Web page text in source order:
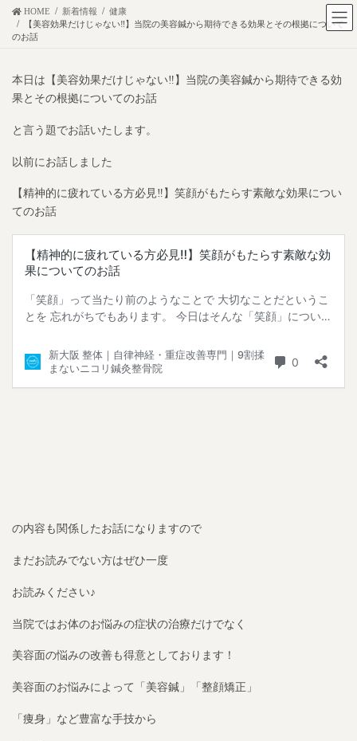
HOME 新着情報
健康
【美容効果だけじゃない‼︎】当院の美容鍼から期待できる効果とその根拠について
のお話
本日は【美容効果だけじゃない‼︎】当院の美容鍼から期待できる効
果とその根拠についてのお話
と言う題でお話いたします。
以前にお話しました
【精神的に疲れている方必見‼︎】笑顔がもたらす素敵な効果につい
てのお話
の内容も関係したお話になりますので
まだお読みでない方はぜひ一度
お読みください♪
当院ではお体のお悩みの症状の治療だけでなく
美容面の悩みの改善も得意としております！
美容面のお悩みによって「美容鍼」「整顔矯正」
「痩身」など豊富な手技から